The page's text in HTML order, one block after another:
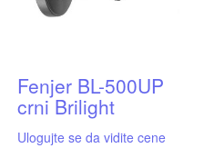
Fenjer BL-500UP
crni Brilight
Ulogujte se da vidite cene